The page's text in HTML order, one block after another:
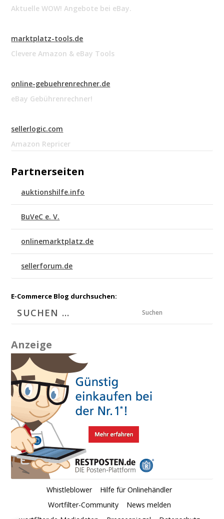
Aktuelle WOW! Angebote bei eBay.
marktplatz-tools.de
Clevere Amazon & eBay Tools
online-gebuehrenrechner.de
eBay Gebührenrechner!
sellerlogic.com
Amazon Repricer
Partnerseiten
auktionshilfe.info
BuVeC e. V.
onlinemarktplatz.de
sellerforum.de
E-Commerce Blog durchsuchen:
Suchen
Anzeige
Whistleblower
Hilfe für Onlinehändler
Wortfilter-Community
News melden